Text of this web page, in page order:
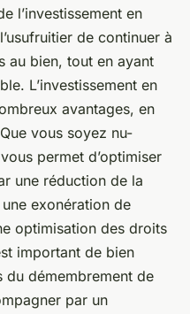
l’investissement en
de continuer à
au bien, tout en ayant
L’investissement en
avantages, en
vous soyez nu-
permet d’optimiser
une réduction de la
exonération de
optimisation des droits
important de bien
du démembrement de
par un